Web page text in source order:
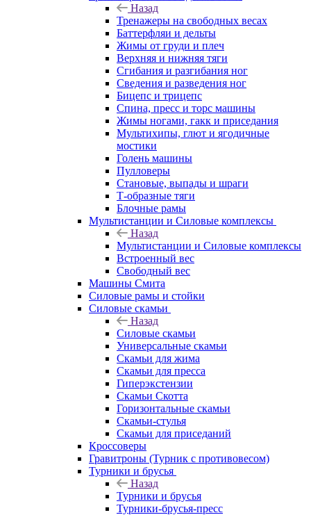
Назад
Тренажеры на свободных весах
Баттерфляи и дельты
Жимы от груди и плеч
Верхняя и нижняя тяги
Сгибания и разгибания ног
Сведения и разведения ног
Бицепс и трицепс
Спина, пресс и торс машины
Жимы ногами, гакк и приседания
Мультихипы, глют и ягодичные
мостики
Голень машины
Пулловеры
Становые, выпады и шраги
Т-образные тяги
Блочные рамы
Мультистанции и Силовые комплексы
Назад
Мультистанции и Силовые комплексы
Встроенный вес
Свободный вес
Машины Смита
Силовые рамы и стойки
Силовые скамьи
Назад
Силовые скамьи
Универсальные скамьи
Скамьи для жима
Скамьи для пресса
Гиперэкстензии
Скамьи Скотта
Горизонтальные скамьи
Скамьи-стулья
Скамьи для приседаний
Кроссоверы
Гравитроны (Турник с противовесом)
Турники и брусья
Назад
Турники и брусья
Турники-брусья-пресс